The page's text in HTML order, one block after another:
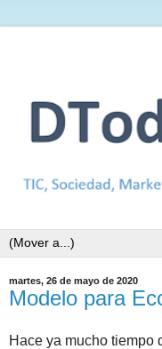
martes, 26 de mayo de 2020
Modelo para
Hace ya mucho tiempo